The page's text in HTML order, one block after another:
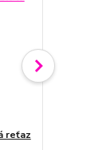
reťaz